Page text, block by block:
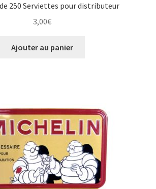
250 Serviettes pour distributeur
3,00€
Ajouter au panier